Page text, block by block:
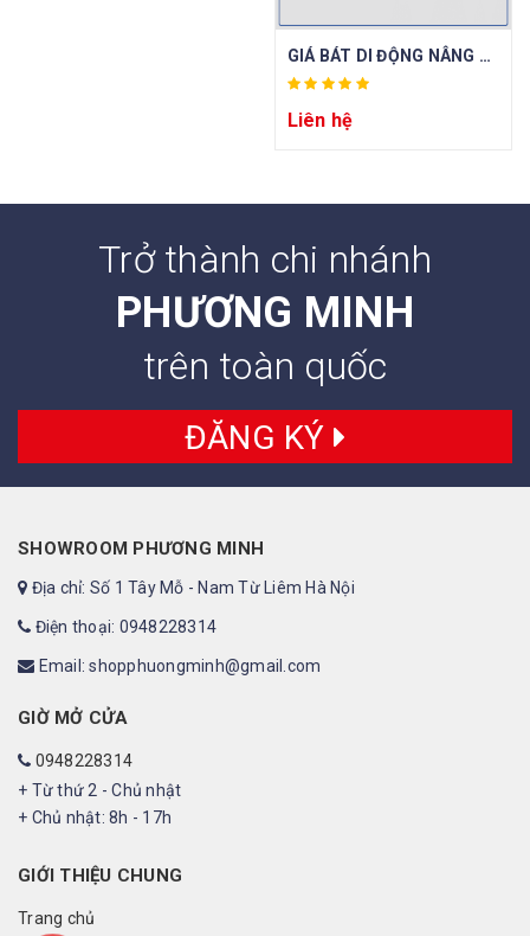
GIÁ BÁT DI ĐỘNG NÂNG HẠ OVAL BLANC BCOV 70E / BCOV 80E / BCOV 90E
Liên hệ
Trở thành chi nhánh
PHƯƠNG MINH
trên toàn quốc
ĐĂNG KÝ
SHOWROOM PHƯƠNG MINH
Địa chỉ: Số 1 Tây Mỗ - Nam Từ Liêm Hà Nội
Điện thoại: 0948228314
Email: shopphuongminh@gmail.com
GIỜ MỞ CỬA
0948228314
+ Từ thứ 2 - Chủ nhật
+ Chủ nhật: 8h - 17h
GIỚI THIỆU CHUNG
Trang chủ